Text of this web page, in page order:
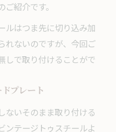
紹介です。
ルはつま先に切り込み加
れないのですが、今回ご
しで取り付けることがで
プレート
ないそのまま取り付ける
ンテージトゥスチールよ